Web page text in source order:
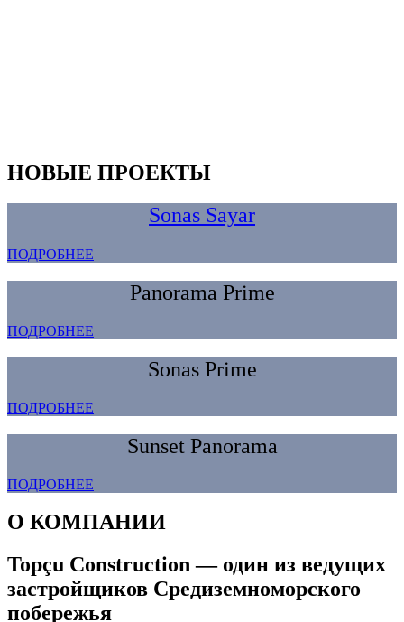
НОВЫЕ ПРОЕКТЫ
Sonas Sayar
ПОДРОБНЕЕ
Panorama Prime
ПОДРОБНЕЕ
Sonas Prime
ПОДРОБНЕЕ
Sunset Panorama
ПОДРОБНЕЕ
О КОМПАНИИ
Topçu Construction — один из ведущих
застройщиков Средиземноморского
побережья